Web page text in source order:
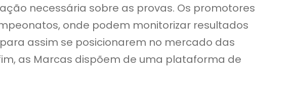
necessária sobre as provas. Os promotores
onde podem monitorizar resultados
assim se posicionarem no mercado das
as Marcas dispõem de uma plataforma de